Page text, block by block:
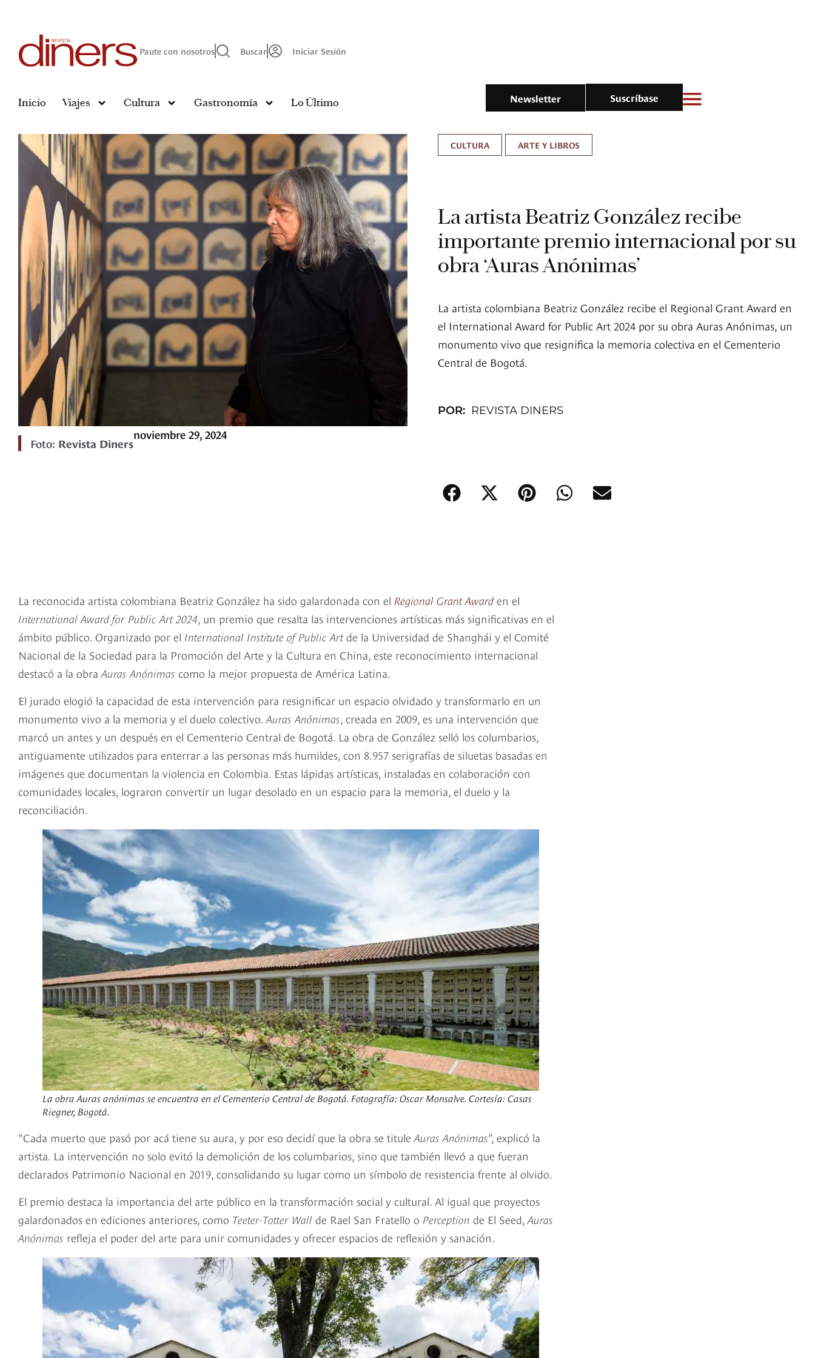
Paute con nosotros Buscar Iniciar Sesión
Inicio Viajes Cultura Gastronomía Lo Último Newsletter Suscríbase
Foto: Revista Diners
noviembre 29, 2024
CULTURA ARTE Y LIBROS
La artista Beatriz González recibe
importante premio internacional por su
obra ‘Auras Anónimas’
La artista colombiana Beatriz González recibe el Regional Grant Award en
el International Award for Public Art 2024 por su obra Auras Anónimas, un
monumento vivo que resignifica la memoria colectiva en el Cementerio
Central de Bogotá.
POR: REVISTA DINERS
La reconocida artista colombiana Beatriz González ha sido galardonada con el Regional Grant Award en el
International Award for Public Art 2024, un premio que resalta las intervenciones artísticas más significativas en el
ámbito público. Organizado por el International Institute of Public Artde la Universidad de Shanghái y el Comité
Nacional de la Sociedad para la Promoción del Arte y la Cultura en China, este reconocimiento internacional
destacó a la obraAuras Anónimas como la mejor propuesta de América Latina.
El jurado elogió la capacidad de esta intervención para resignificar un espacio olvidado y transformarlo en un
monumento vivo a la memoria y el duelo colectivo.Auras Anónimas, creada en 2009, es una intervención que
marcó un antes y un después en el Cementerio Central de Bogotá. La obra de González selló los columbarios,
antiguamente utilizados para enterrar a las personas más humildes, con 8.957 serigrafías de siluetas basadas en
imágenes que documentan la violencia en Colombia. Estas lápidas artísticas, instaladas en colaboración con
comunidades locales, lograron convertir un lugar desolado en un espacio para la memoria, el duelo y la
reconciliación.
La obra Auras anónimas se encuentra en el Cementerio Central de Bogotá. Fotografía: Oscar Monsalve. Cortesía: Casas
Riegner, Bogotá.
“Cada muerto que pasó por acá tiene su aura, y por eso decidí que la obra se titule Auras Anónimas”, explicó la
artista. La intervención no solo evitó la demolición de los columbarios, sino que también llevó a que fueran
declarados Patrimonio Nacional en 2019, consolidando su lugar como un símbolo de resistencia frente al olvido.
El premio destaca la importancia del arte público en la transformación social y cultural. Al igual que proyectos
galardonados en ediciones anteriores, como Teeter-Totter Wall de Rael San Fratello o Perception de El Seed, Auras
Anónimas refleja el poder del arte para unir comunidades y ofrecer espacios de reflexión y sanación.